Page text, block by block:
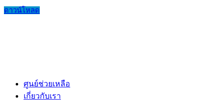
ดาวน์โหลด
ศูนย์ช่วยเหลือ
เกี่ยวกับเรา